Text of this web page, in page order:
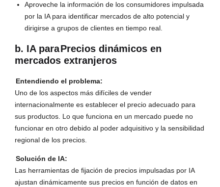
Aproveche la información de los consumidores impulsada
por la IA para identificar mercados de alto potencial y
dirigirse a grupos de clientes en tiempo real.
b. IA paraPrecios dinámicos en
mercados extranjeros
Entendiendo el problema:
Uno de los aspectos más difíciles de vender
internacionalmente es establecer el precio adecuado para
sus productos. Lo que funciona en un mercado puede no
funcionar en otro debido al poder adquisitivo y la sensibilidad
regional de los precios.
Solución de IA:
Las herramientas de fijación de precios impulsadas por IA
ajustan dinámicamente sus precios en función de datos en